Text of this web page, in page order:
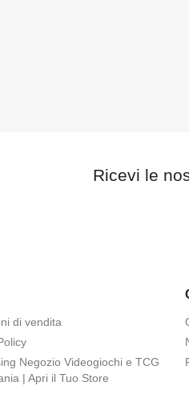
Ricevi le
di vendita
Negozio Videogiochi e TCG
| Apri il Tuo Store